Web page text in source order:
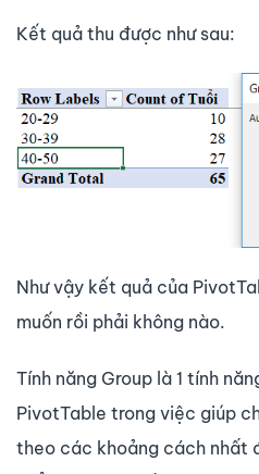
Kết quả thu được như sau:
Như vậy kết quả của
muốn rồi phải không nào.
Tính năng Group là 1 tính
PivotTable trong việc giúp
theo các khoảng cách nhất